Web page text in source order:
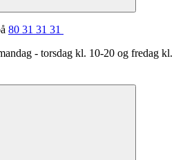
80 31 31 31
- torsdag kl. 10-20 og fredag kl.